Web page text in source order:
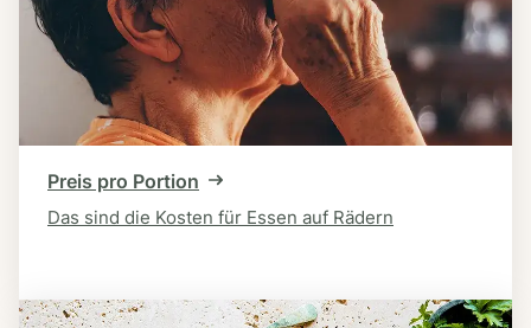
Preis pro Portion
Das sind die Kosten für Essen auf Rädern